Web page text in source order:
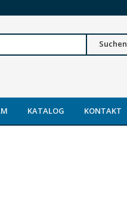
Suchen
KATALOG KONTAKT